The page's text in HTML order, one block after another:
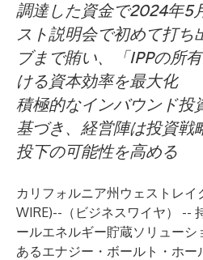
調達した資金で2024年5
スト説明会で初めて打ち
ブまで賄い、「IPPの所
ける資本効率を最大化
積極的なインバウンド投
基づき、経営陣は投資戦
投下の可能性を高める
カリフォルニア州ウェストレイ
WIRE)-- （ビジネスワイヤ） --
ールエネルギー貯蔵ソリュー
あるエナジー・ボールト・ホー